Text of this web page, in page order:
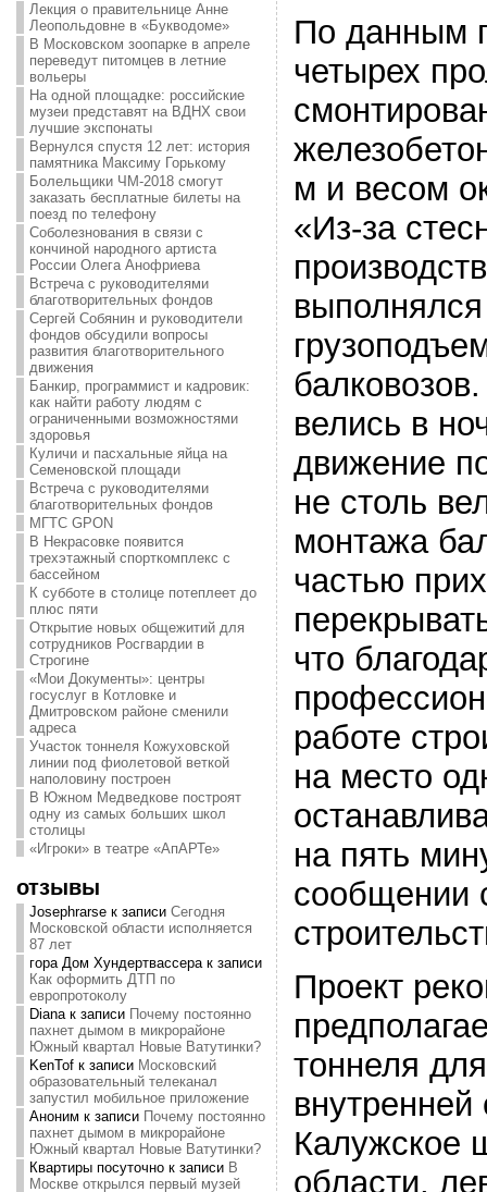
Лекция о правительнице Анне
Леопольдовне в «Букводоме»
В Московском зоопарке в апреле
переведут питомцев в летние
вольеры
На одной площадке: российские
музеи представят на ВДНХ свои
лучшие экспонаты
Вернулся спустя 12 лет: история
памятника Максиму Горькому
Болельщики ЧМ-2018 смогут
заказать бесплатные билеты на
поезд по телефону
Соболезнования в связи с
кончиной народного артиста
России Олега Анофриева
Встреча с руководителями
благотворительных фондов
Сергей Собянин и руководители
фондов обсудили вопросы
развития благотворительного
движения
Банкир, программист и кадровик:
как найти работу людям с
ограниченными возможностями
здоровья
Куличи и пасхальные яйца на
Семеновской площади
Встреча с руководителями
благотворительных фондов
МГТС GPON
В Некрасовке появится
трехэтажный спорткомплекс с
бассейном
К субботе в столице потеплеет до
плюс пяти
Открытие новых общежитий для
сотрудников Росгвардии в
Строгине
«Мои Документы»: центры
госуслуг в Котловке и
Дмитровском районе сменили
адреса
Участок тоннеля Кожуховской
линии под фиолетовой веткой
наполовину построен
В Южном Медведкове построят
одну из самых больших школ
столицы
«Игроки» в театре «АпАРТе»
отзывы
Josephrarseк записи Сегодня
Московской области исполняется
87 лет
гора Дом Хундертвассерак записи
Как оформить ДТП по
европротоколу
Dianaк записи Почему постоянно
пахнет дымом в микрорайоне
Южный квартал Новые Ватутинки?
KenTofк записи Московский
образовательный телеканал
запустил мобильное приложение
Аноним к записи Почему постоянно
пахнет дымом в микрорайоне
Южный квартал Новые Ватутинки?
Квартиры посуточнок записи В
Москве открылся первый музей
По данным
четырех
м и весом
«Из-за
велись в
движение
не столь
монтажа
частью
что
работе
на место
на пять
сообщении
Проект
тоннеля
Калужское
области,